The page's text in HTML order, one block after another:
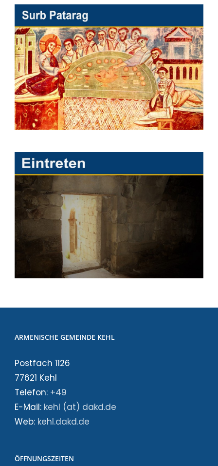
ARMENISCHE GEMEINDE KEHL
Postfach 1126
77621 Kehl
Telefon: +49
E-Mail: kehl (at) dakd.de
Web: kehl.dakd.de
ÖFFNUNGSZEITEN